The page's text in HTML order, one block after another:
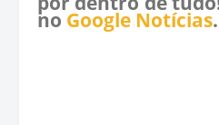
no Google Notícias.